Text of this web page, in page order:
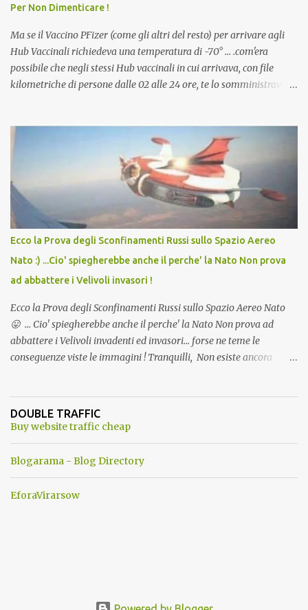
che abbiamo elencato sopra...
Per Non Dimenticare !
Ma se il Vaccino PFizer (come gli altri del resto) per arrivare agli
Hub Vaccinali richiedeva una temperatura di -70° ... .com'era
possibile che negli stessi Hub vaccinali in cui arrivava, con file
kilometriche di persone dalle 02 alle 24 ore, te lo somministravano
Vaccino come: l' Amaro del Capo, era "spettacolare Ghiacciato, ma
andava bene anche, a Temperatura Ambiente"! Riproponiamo
l'articolo per NON Dimenticare!
Ecco la Prova degli Sconfinamenti Russi sullo Spazio Aereo
Nato :) ...Cio' spiegherebbe anche il perche' la Nato Non prova
ad abbattere i Velivoli invasori !
Ecco la Prova degli Sconfinamenti Russi sullo Spazio Aereo Nato
😛 ... Cio' spiegherebbe anche il perche' la Nato Non prova ad
abbattere i Velivoli invadenti ed invasori... forse ne teme le
conseguenze viste le immagini ! Tranquilli, Non esiste ancora
ancora una fantasia Nato o forse una "False Flag", per provocare
una guerra mondiale che difficilmente da menti sane, potrebbe
DOUBLE TRAFFIC
Buy website traffic cheap
Blogarama - Blog Directory
EforaVirarsow